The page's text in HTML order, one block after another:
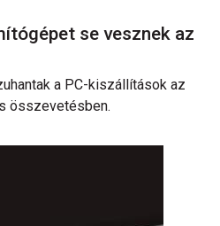
se vesznek az
a PC-kiszállítások az
összevetésben.